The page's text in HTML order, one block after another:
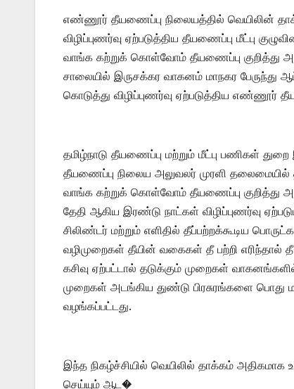
எண்ணூர் தீயணைப்பு நிலையத்தில் வெயிலின்
விழிப்புணர்வு ஏற்படுத்திய தீயணைப்பு மீட்பு
வாங்க கற்றுக் கொள்வோம் தீயணைப்பு குறித்து
சாலையில் இருசக்கர வாகனம் மாநகர பேருந்து
கொடுத்து விழிப்புணர்வு ஏற்படுத்திய எண்ணூர்
தமிழ்நாடு தீயணைப்பு மற்றும் மீட்பு பணிகள்
தீயணைப்பு நிலைய அலுவலர் முரளி
வாங்க கற்றுக் கொள்வோம் தீயணைப்பு குறித்து
தேதி ஆகிய இரண்டு நாட்கள் விழிப்புணர்வு
சிலிண்டர் மற்றும் எளிதில் தீப்பற்றக்கூடிய
வழிமுறைகள் தீயின் வகைகள் தீ பற்றி எரிந்தால் தீ
கசிவு ஏற்பட்டால் தடுக்கும் முறைகள்
முறைகள் அடங்கிய துண்டு பிரசுரங்களை பொது
வழங்கப்பட்டது.
இந்த நிகழ்ச்சியில் வெயிலில் தாக்கம்
செய்யும் ஆட�